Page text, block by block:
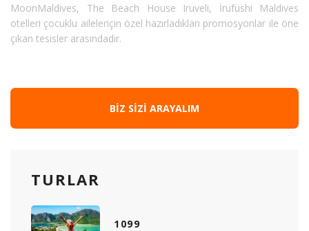
MoonMaldives, The Beach House Iruveli, İrufushi Maldives
otelleri çocuklu aileleriçin özel hazırladıkları promosyonlar ile öne
çıkan tesisler arasındadır.
BIZ SIZI ARAYALIM
TURLAR
1099